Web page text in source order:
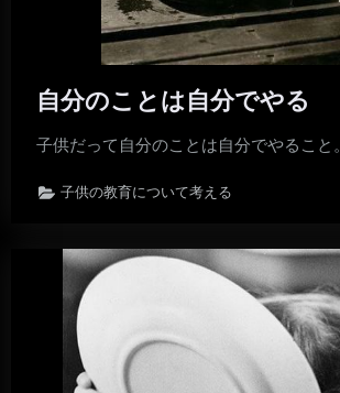
自分のことは自分でやる
子供だって自分のことは自分でやること。
子供の教育について考える